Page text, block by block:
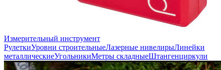
Измерительный инструмент
РулеткиУровни строительныеЛазерные нивелирыЛинейки
металлическиеУгольникиМетры складныеШтангенциркули